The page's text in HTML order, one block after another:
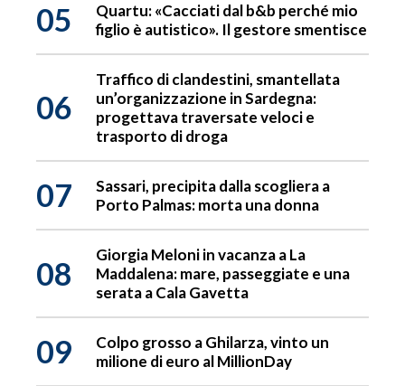
05
Quartu: «Cacciati dal b&b perché mio
figlio è autistico». Il gestore smentisce
06
Traffico di clandestini, smantellata
un’organizzazione in Sardegna:
progettava traversate veloci e
trasporto di droga
07
Sassari, precipita dalla scogliera a
Porto Palmas: morta una donna
08
Giorgia Meloni in vacanza a La
Maddalena: mare, passeggiate e una
serata a Cala Gavetta
09
Colpo grosso a Ghilarza, vinto un
milione di euro al MillionDay